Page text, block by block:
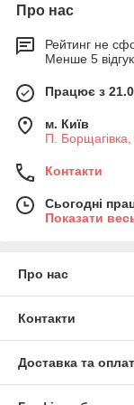
Про нас
Рейтинг не
Менше 5
Працює з
м. Київ
П. Борщагівка,
Контакти
Сьогодні
Показати
Про нас
Контакти
Доставка та